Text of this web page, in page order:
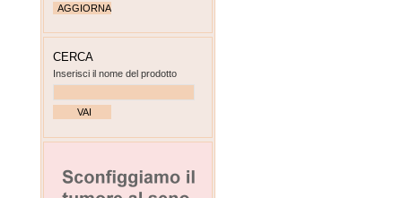
CERCA
Inserisci il nome del prodotto